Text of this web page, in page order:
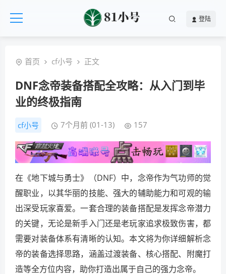
登陆
首页 cf小号 正文
DNF念帝装备搭配全攻略：从入门到毕
业的终极指南
cf小号 7个月前 (01-13) 157
在《地下城与勇士》（DNF）中，念帝作为气功师的觉
醒职业，以其华丽的技能、强大的辅助能力和可观的输
出深受玩家喜爱。一套合理的装备搭配是发挥念帝潜力
的关键，无论是新手入门还是老玩家追求极致伤害，都
需要对装备体系有清晰的认知。本文将为你详细解析念
帝的装备选择思路，涵盖过渡装备、核心搭配、附魔打
造等全方位内容，助你打造出属于自己的强力念帝。